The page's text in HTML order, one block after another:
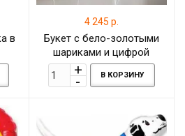
в
4 245 р.
Букет с бело-золотыми
шариками и цифрой
Далматинец на 1 годик
В КОРЗИНУ